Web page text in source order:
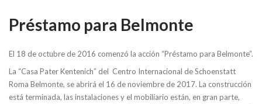
Préstamo para Belmonte
El 18 de octubre de 2016 comenzó la acción “Préstamo para Belmonte”.
La “Casa Pater Kentenich” del Centro Internacional de Schoenstatt
Roma Belmonte, se abrirá el 16 de noviembre de 2017. La construcción
está terminada, las instalaciones y el mobiliario están, en gran parte,